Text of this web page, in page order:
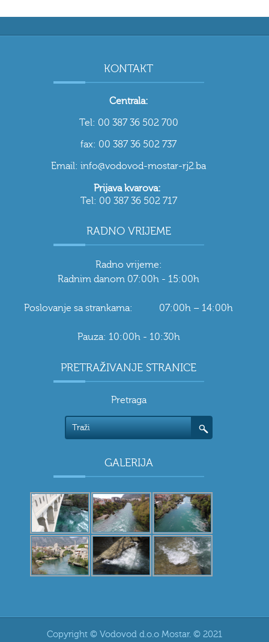
KONTAKT
Centrala:
Tel: 00 387 36 502 700
fax: 00 387 36 502 737
Email: info@vodovod-mostar-rj2.ba
Prijava kvarova:
Tel: 00 387 36 502 717
RADNO VRIJEME
Radno vrijeme:
Radnim danom 07:00h - 15:00h
Poslovanje sa strankama: 07:00h – 14:00h
Pauza: 10:00h - 10:30h
PRETRAŽIVANJE STRANICE
Pretraga
GALERIJA
Copyright © Vodovod d.o.o Mostar. © 2021